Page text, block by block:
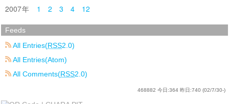
2007
1 2 3 4 12
Feeds
All Entries(RSS2.0)
All Entries(Atom)
All Comments(RSS2.0)
468882 今日:364 昨日:740 (02/7/30-)